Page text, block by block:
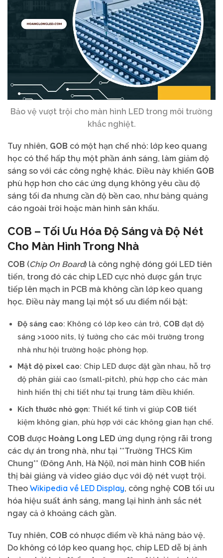
Bảo vệ vượt trội cho màn hình LED trong môi trường
khắc nghiệt.
Tuy nhiên, GOB có một hạn chế nhỏ: lớp keo quang
học có thể hấp thụ một phần ánh sáng, làm giảm độ
sáng so với các công nghệ khác. Điều này khiến GOB
phù hợp hơn cho các ứng dụng không yêu cầu độ
sáng tối đa nhưng cần độ bền cao, như bảng quảng
cáo ngoài trời hoặc màn hình sân khấu.
COB – Tối Ưu Hóa Độ Sáng và Độ Nét
Cho Màn Hình Trong Nhà
COB (Chip On Board) là công nghệ đóng gói LED tiên
tiến, trong đó các chip LED cực nhỏ được gắn trực
tiếp lên mạch in PCB mà không cần lớp keo quang
học. Điều này mang lại một số ưu điểm nổi bật:
Độ sáng cao: Không có lớp keo cản trở, COB đạt độ
sáng >1000 nits, lý tưởng cho các môi trường trong
nhà như hội trường hoặc phòng họp.
Mật độ pixel cao: Chip LED được đặt gần nhau, hỗ trợ
độ phân giải cao (small-pitch), phù hợp cho các màn
hình hiển thị chi tiết như tại trung tâm điều khiển.
Kích thước nhỏ gọn: Thiết kế tinh vi giúp COB tiết
kiệm không gian, phù hợp với các không gian hạn chế.
COB được Hoàng Long LED ứng dụng rộng rãi trong
các dự án trong nhà, như tại **Trường THCS Kim
Chung** (Đông Anh, Hà Nội), nơi màn hình COB hiển
thị bài giảng và video giáo dục với độ nét vượt trội.
Theo Wikipedia về LED Display, công nghệ COB tối ưu
hóa hiệu suất ánh sáng, mang lại hình ảnh sắc nét
ngay cả ở khoảng cách gần.
Tuy nhiên, COB có nhược điểm về khả năng bảo vệ.
Do không có lớp keo quang học, chip LED dễ bị ảnh